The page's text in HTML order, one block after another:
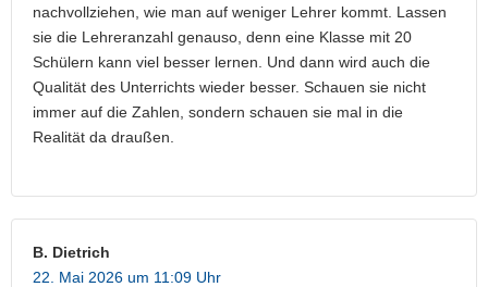
nachvollziehen, wie man auf weniger Lehrer kommt. Lassen
sie die Lehreranzahl genauso, denn eine Klasse mit 20
Schülern kann viel besser lernen. Und dann wird auch die
Qualität des Unterrichts wieder besser. Schauen sie nicht
immer auf die Zahlen, sondern schauen sie mal in die
Realität da draußen.
B. Dietrich
22. Mai 2026 um 11:09 Uhr